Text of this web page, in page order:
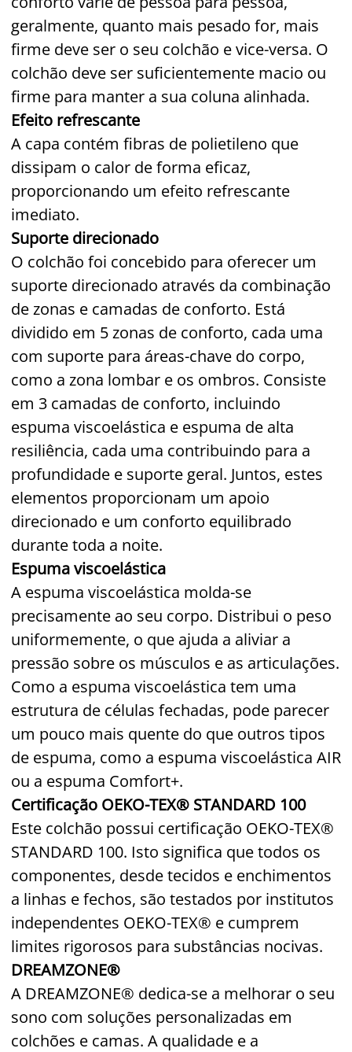
geralmente, quanto mais pesado for, mais
firme deve ser o seu colchão e vice-versa. O
colchão deve ser suficientemente macio ou
firme para manter a sua coluna alinhada.
Efeito refrescante
A capa contém fibras de polietileno que
dissipam o calor de forma eficaz,
proporcionando um efeito refrescante
imediato.
Suporte direcionado
O colchão foi concebido para oferecer um
suporte direcionado através da combinação
de zonas e camadas de conforto. Está
dividido em 5 zonas de conforto, cada uma
com suporte para áreas-chave do corpo,
como a zona lombar e os ombros. Consiste
em 3 camadas de conforto, incluindo
espuma viscoelástica e espuma de alta
resiliência, cada uma contribuindo para a
profundidade e suporte geral. Juntos, estes
elementos proporcionam um apoio
direcionado e um conforto equilibrado
durante toda a noite.
Espuma viscoelástica
A espuma viscoelástica molda-se
precisamente ao seu corpo. Distribui o peso
uniformemente, o que ajuda a aliviar a
pressão sobre os músculos e as articulações.
Como a espuma viscoelástica tem uma
estrutura de células fechadas, pode parecer
um pouco mais quente do que outros tipos
de espuma, como a espuma viscoelástica AIR
ou a espuma Comfort+.
Certificação OEKO-TEX® STANDARD 100
Este colchão possui certificação OEKO-TEX®
STANDARD 100. Isto significa que todos os
componentes, desde tecidos e enchimentos
a linhas e fechos, são testados por institutos
independentes OEKO-TEX® e cumprem
limites rigorosos para substâncias nocivas.
DREAMZONE®
A DREAMZONE® dedica-se a melhorar o seu
sono com soluções personalizadas em
colchões e camas. A qualidade e a